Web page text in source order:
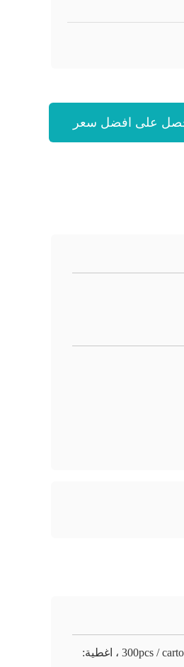
الكؤوس: 300pcs / carton ، 55 * 48 * 48cm ، اغطية: